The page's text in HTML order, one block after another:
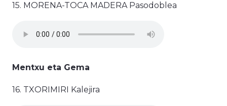
15. MORENA-TOCA MADERA Pasodoblea
Mentxu eta Gema
16. TXORIMIRI Kalejira